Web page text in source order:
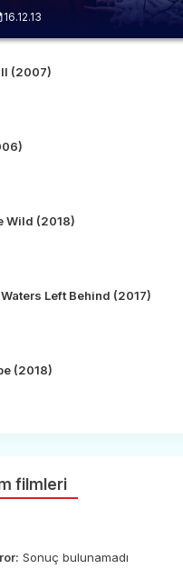
16.12.13
(2007)
Wild (2018)
Left Behind (2017)
(2018)
filmleri
Sonuç bulunamadı